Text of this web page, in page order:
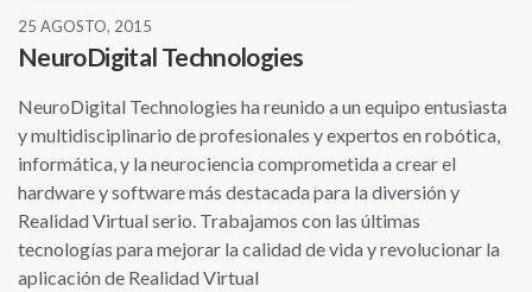
25 AGOSTO, 2015
NeuroDigital Technologies
NeuroDigital Technologies ha reunido a un equipo entusiasta
y multidisciplinario de profesionales y expertos en robótica,
informática, y la neurociencia comprometida a crear el
hardware y software más destacada para la diversión y
Realidad Virtual serio. Trabajamos con las últimas
tecnologías para mejorar la calidad de vida y revolucionar la
aplicación de Realidad Virtual